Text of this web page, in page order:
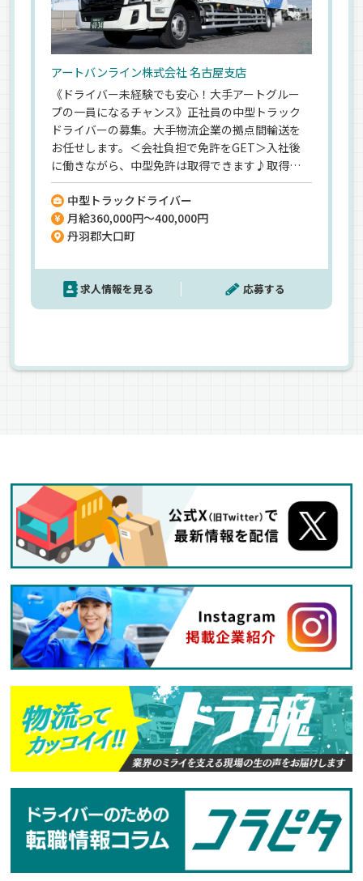
アートバンライン株式会社 名古屋支店
《ドライバー未経験でも安心！大手アートグルー
プの一員になるチャンス》正社員の中型トラック
ドライバーの募集。大手物流企業の拠点間輸送を
お任せします。＜会社負担で免許をGET＞入社後
に働きながら、中型免許は取得できます♪取得後
は先輩からのOJT研修でイチから育てます◎＜日
勤・月8～10日休み＞私生活を大事にした働き方が
可能！ワークライフバランスを大事にできます♪
＜大手レベルの好待遇あり＞各種手当が充実して
す。増便・増車につき、毎月新車が納車予定☆ピカ
ピカの新車でアナタをお待ちしています◎ドライ
バーとして頑張りたいならぜひ問合せを☆
中型トラックドライバー
月給360,000円～400,000円
丹羽郡大口町
求人情報を見る 応募する